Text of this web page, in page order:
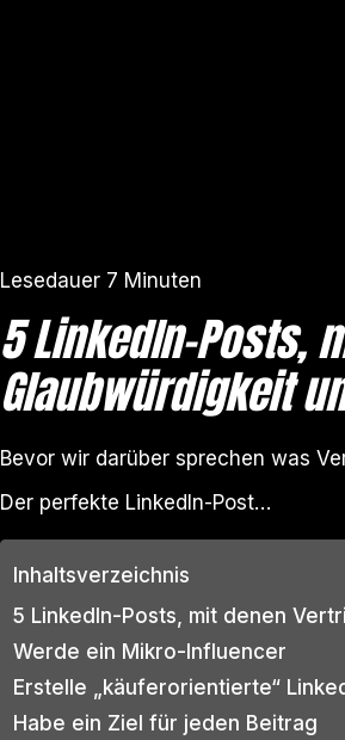
Lesedauer 7 Minuten
5 LinkedIn-Posts,
Glaubwürdigkeit
Bevor wir darüber sprechen was
Der perfekte LinkedIn-Post…
Inhaltsverzeichnis
5 LinkedIn-Posts, mit denen
Werde ein Mikro-Influencer
Erstelle „käuferorientierte“
Habe ein Ziel für jeden Beitrag